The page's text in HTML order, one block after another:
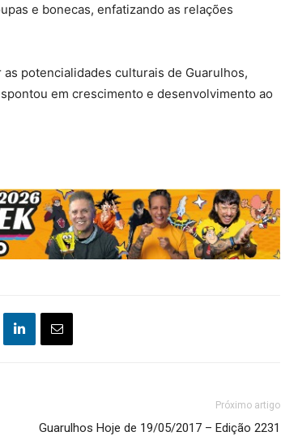
e bonecas, enfatizando as relações
potencialidades culturais de Guarulhos,
em crescimento e desenvolvimento ao
Próximo artigo
Guarulhos Hoje de 19/05/2017 – Edição 2231